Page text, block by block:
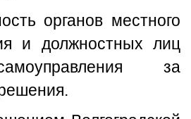
органов местного
и должностных лиц
за